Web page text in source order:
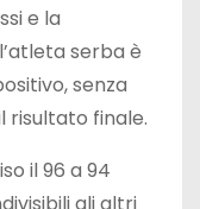
e la
serba è
senza
risultato finale.
il 96 a 94
gli altri